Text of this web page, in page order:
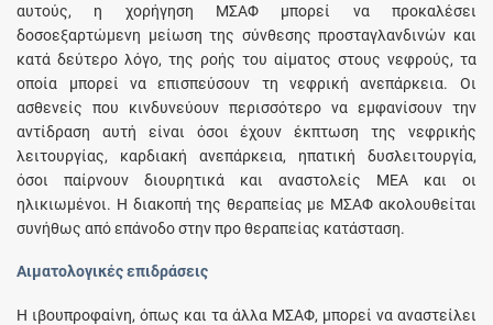
αυτούς, η χορήγηση ΜΣΑΦ μπορεί να προκαλέσει
δοσοεξαρτώμενη μείωση της σύνθεσης προσταγλανδινών και
κατά δεύτερο λόγο, της ροής του αίματος στους νεφρούς, τα
οποία μπορεί να επισπεύσουν τη νεφρική ανεπάρκεια. Οι
ασθενείς που κινδυνεύουν περισσότερο να εμφανίσουν την
αντίδραση αυτή είναι όσοι έχουν έκπτωση της νεφρικής
λειτουργίας, καρδιακή ανεπάρκεια, ηπατική δυσλειτουργία,
όσοι παίρνουν διουρητικά και αναστολείς ΜΕΑ και οι
ηλικιωμένοι. Η διακοπή της θεραπείας με ΜΣΑΦ ακολουθείται
συνήθως από επάνοδο στην προ θεραπείας κατάσταση.
Αιματολογικές επιδράσεις
Η ιβουπροφαίνη, όπως και τα άλλα ΜΣΑΦ, μπορεί να αναστείλει